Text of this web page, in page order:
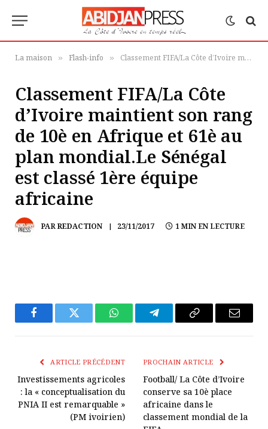
La maison » Flash-info » Classement FIFA/La Côte d’Ivoire maintient son rang de 10è en Afrique et 61è au plan mondial.Le Sénégal est classé 1ère équipe africaine
Classement FIFA/La Côte
d’Ivoire maintient son rang
de 10è en Afrique et 61è au
plan mondial.Le Sénégal
est classé 1ère équipe
africaine
PARREDACTION 23/11/2017 1 MIN EN LECTURE
FacebookTwitter WhatsAppTélégrammeCopier
Lien
E-
ARTICLE PRÉCÉDENT
Investissements agricoles
: la « conceptualisation du
PNIA II est remarquable »
(PM ivoirien)
PROCHAIN ARTICLE
Football/ La Côte d’Ivoire
conserve sa 10è place
africaine dans le
classement mondial de la